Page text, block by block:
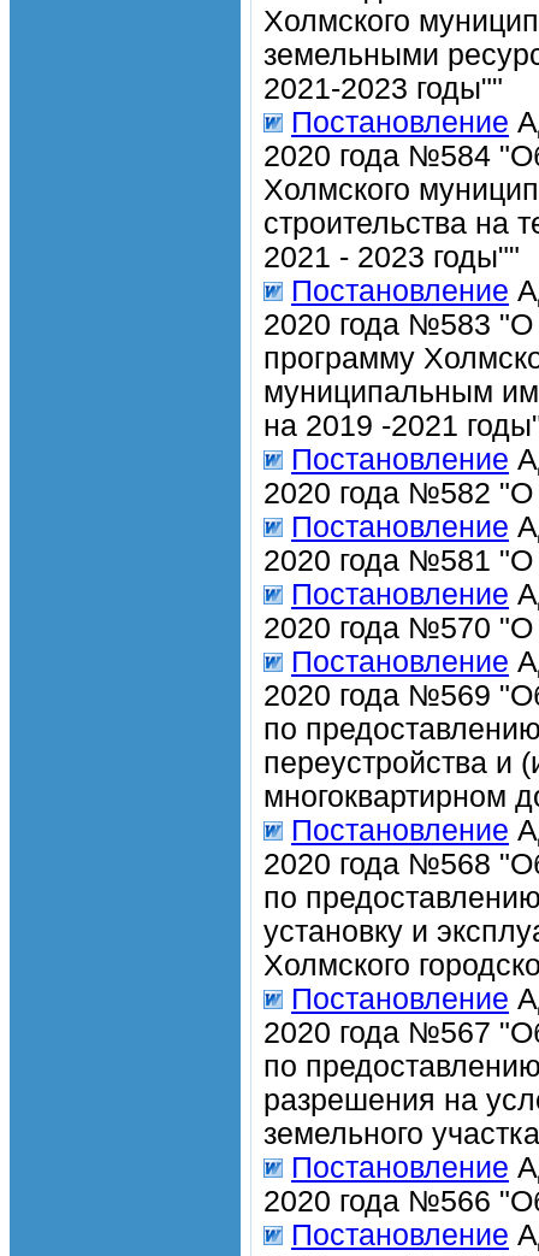
Холмского
земельными
2021-2023 годы""
Постановление
2020 года №584
Холмского
строительства на
2021 - 2023 годы""
Постановление
2020 года №583 "О
программу
муниципальным
на 2019 -2021
Постановление
2020 года №582 "О
Постановление
2020 года №581 "О
Постановление
2020 года №570 "О
Постановление
2020 года №569
по
переустройства и
многоквартирном
Постановление
2020 года №568
по
установку и
Холмского
Постановление
2020 года №567
по
разрешения на
земельного
Постановление
2020 года №566
Постановление